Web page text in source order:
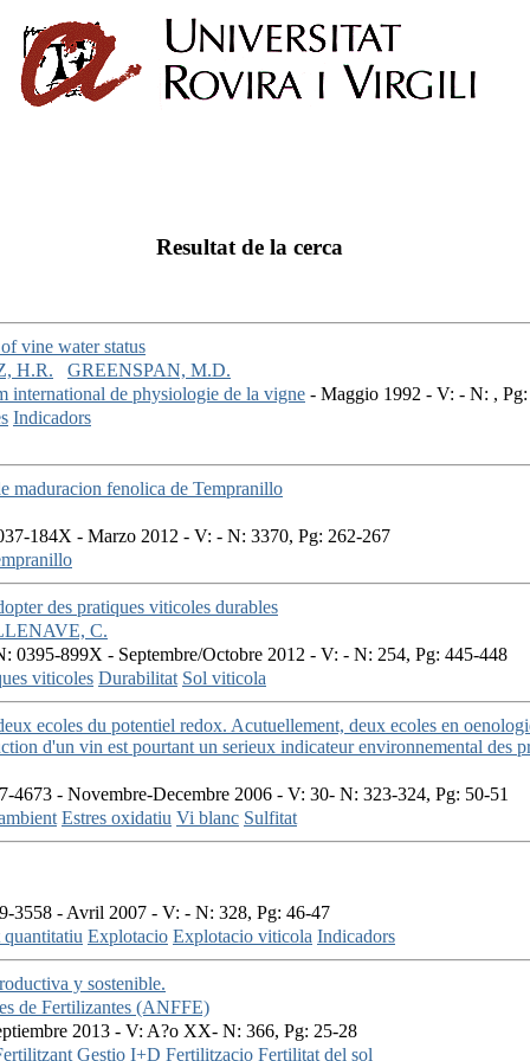
Resultat de la cerca
vine water status
H.R.
GREENSPAN, M.D.
international de physiologie de la vigne - Maggio 1992 - V: - N: ,
Indicadors
maduracion fenolica de Tempranillo
184X - Marzo 2012 - V: - N: 3370, Pg: 262-267
des pratiques viticoles durables
C.
0395-899X - Septembre/Octobre 2012 - V: - N: 254, Pg: 445-448
viticoles Durabilitat Sol viticola
ecoles du potentiel redox. Acutuellement, deux ecoles en
d'un vin est pourtant un serieux indicateur environnemental des
4673 - Novembre-Decembre 2006 - V: 30- N: 323-324, Pg: 50-51
Estres oxidatiu Vi blanc Sulfitat
3558 - Avril 2007 - V: - N: 328, Pg: 46-47
quantitatiu Explotacio Explotacio viticola Indicadors
y sostenible.
de Fertilizantes (ANFFE)
2013 - V: A?o XX- N: 366, Pg: 25-28
Gestio I+D Fertilitzacio Fertilitat del sol